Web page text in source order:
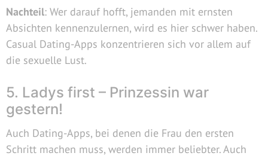
Nachteil: Wer darauf hofft, jemanden mit ernsten
Absichten kennenzulernen, wird es hier schwer haben.
Casual Dating-Apps konzentrieren sich vor allem auf
die sexuelle Lust.
5. Ladys first – Prinzessin war
gestern!
Auch Dating-Apps, bei denen die Frau den ersten
Schritt machen muss, werden immer beliebter. Auch